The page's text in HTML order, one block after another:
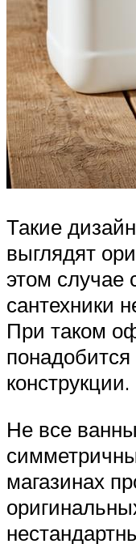
Такие
выглядят
этом случае
сантехники
При таком
понадобится
конструкции.
Не все
магазинах